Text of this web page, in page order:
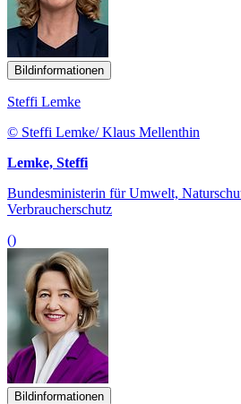
Bildinformationen
Steffi Lemke
© Steffi Lemke/ Klaus Mellenthin
Lemke, Steffi
Bundesministerin für Umwelt,
Verbraucherschutz
()
Bildinformationen